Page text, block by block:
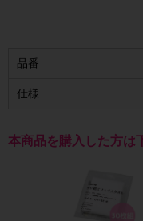
品番
仕様
本商品を購入した方は